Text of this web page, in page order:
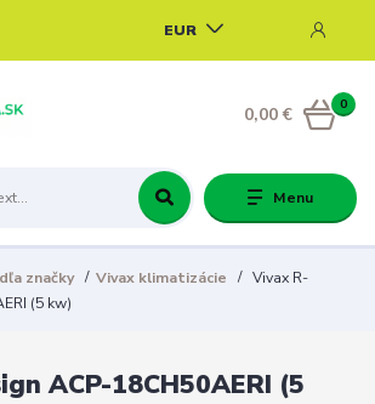
Menu
EUR
0
0,00 €
značky Vivax klimatizácie
Vivax R-
(5 kw)
ACP-18CH50AERI (5